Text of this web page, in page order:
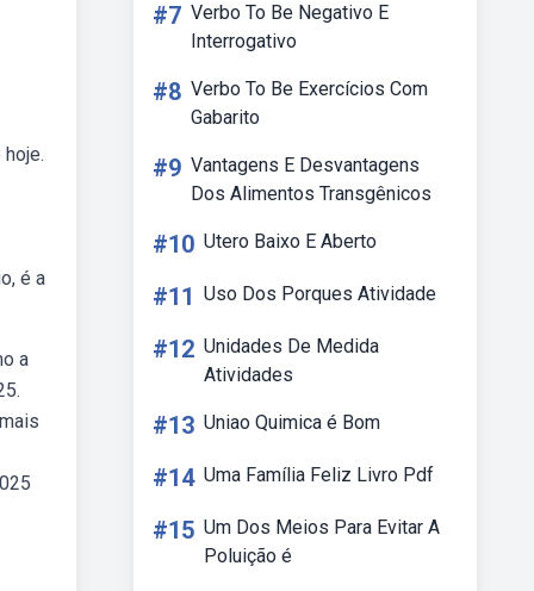
é a
a
#7 Verbo To Be Negativo E
Interrogativo
#8 Verbo To Be Exercícios Com
Gabarito
#9 Vantagens E Desvantagens
Dos Alimentos Transgênicos
#10 Utero Baixo E Aberto
#11 Uso Dos Porques Atividade
#12 Unidades De Medida
Atividades
#13 Uniao Quimica é Bom
#14 Uma Família Feliz Livro Pdf
#15 Um Dos Meios Para Evitar A
Poluição é